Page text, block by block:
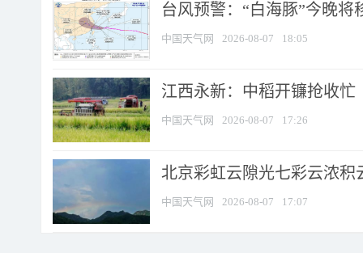
台风预警：“白海豚”今晚将
中国天气网 2026-08-07 18:05
江西永新：中稻开镰抢收忙
中国天气网 2026-08-07 17:26
北京彩虹云隙光七彩云浓积
中国天气网 2026-08-07 17:07